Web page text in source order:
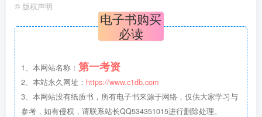
© 版权声明
电子书购买
必读
1、本网站名称： 第一考资
2、本站永久网址： https://www.c1db.com
3、本网站没有纸质书，所有电子书来源于网络，仅供大家学习与
参考，如有侵权，请联系站长QQ534351015进行删除处理。